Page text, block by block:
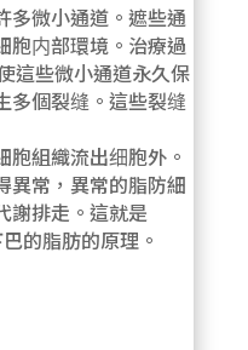
多微小通道。遮些通
胞内部環境。治療過
這些微小通道永久保
多個裂缝。這些裂缝
組織流出细胞外。
異常，異常的脂防細
謝排走。這就是
的脂肪的原理。